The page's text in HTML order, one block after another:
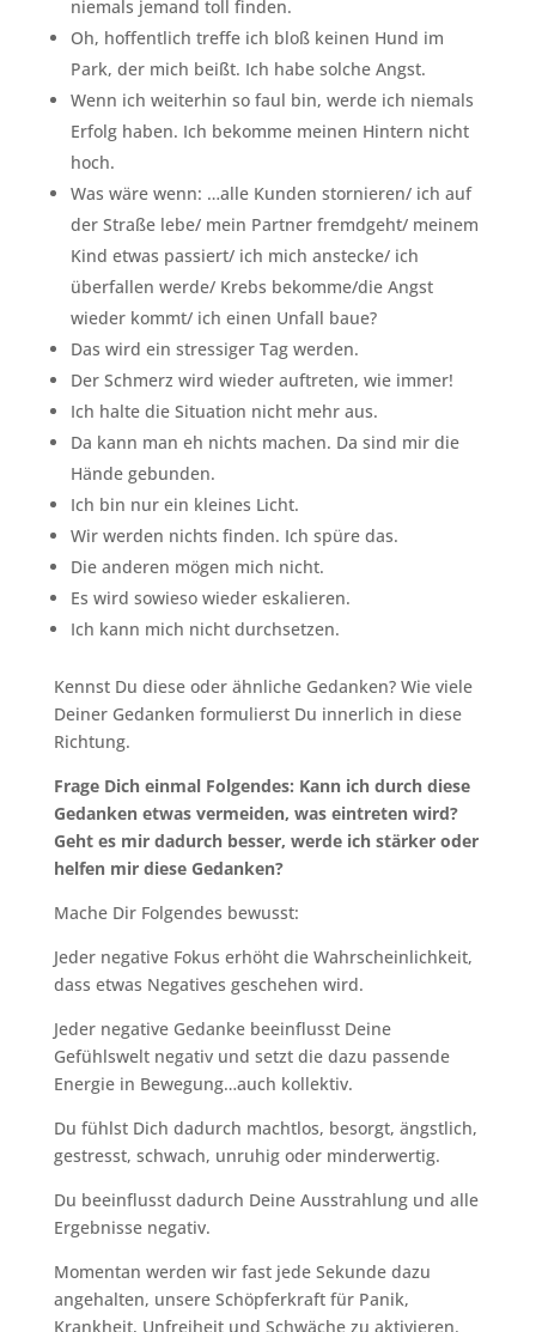
niemals jemand toll finden.
Oh, hoffentlich treffe ich bloß keinen Hund im
Park, der mich beißt. Ich habe solche Angst.
Wenn ich weiterhin so faul bin, werde ich niemals
Erfolg haben. Ich bekomme meinen Hintern nicht
hoch.
Was wäre wenn: …alle Kunden stornieren/ ich auf
der Straße lebe/ mein Partner fremdgeht/ meinem
Kind etwas passiert/ ich mich anstecke/ ich
überfallen werde/ Krebs bekomme/die Angst
wieder kommt/ ich einen Unfall baue?
Das wird ein stressiger Tag werden.
Der Schmerz wird wieder auftreten, wie immer!
Ich halte die Situation nicht mehr aus.
Da kann man eh nichts machen. Da sind mir die
Hände gebunden.
Ich bin nur ein kleines Licht.
Wir werden nichts finden. Ich spüre das.
Die anderen mögen mich nicht.
Es wird sowieso wieder eskalieren.
Ich kann mich nicht durchsetzen.
Kennst Du diese oder ähnliche Gedanken? Wie viele
Deiner Gedanken formulierst Du innerlich in diese
Richtung.
Frage Dich einmal Folgendes: Kann ich durch diese
Gedanken etwas vermeiden, was eintreten wird?
Geht es mir dadurch besser, werde ich stärker oder
helfen mir diese Gedanken?
Mache Dir Folgendes bewusst:
Jeder negative Fokus erhöht die Wahrscheinlichkeit,
dass etwas Negatives geschehen wird.
Jeder negative Gedanke beeinflusst Deine
Gefühlswelt negativ und setzt die dazu passende
Energie in Bewegung…auch kollektiv.
Du fühlst Dich dadurch machtlos, besorgt, ängstlich,
gestresst, schwach, unruhig oder minderwertig.
Du beeinflusst dadurch Deine Ausstrahlung und alle
Ergebnisse negativ.
Momentan werden wir fast jede Sekunde dazu
angehalten, unsere Schöpferkraft für Panik,
Krankheit, Unfreiheit und Schwäche zu aktivieren.